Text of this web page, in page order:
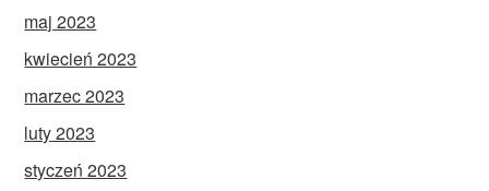
maj 2023
kwiecień 2023
marzec 2023
luty 2023
styczeń 2023